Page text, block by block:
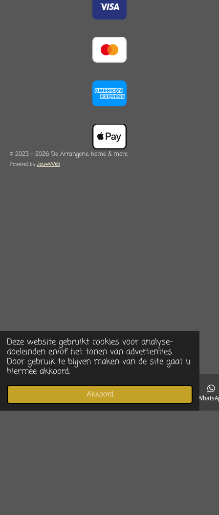
Deze website gebruikt cookies voor analyse-
doeleinden en/of het tonen van advertenties.
Door gebruik te blijven maken van de site gaat u
hiermee akkoord.
Akkoord
© 2023 - 2026 De Arrangerie, home & more
Powered byJouwWeb
Telefoonnummer